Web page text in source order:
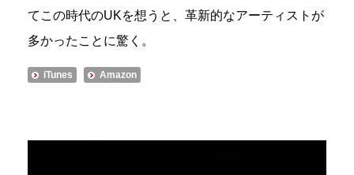
てこの時代のUKを想うと、革新的なアーティストが
多かったことに驚く。
iTunes Amazon